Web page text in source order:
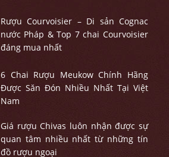
Rượu Courvoisier – Di sản Cognac
nước Pháp & Top 7 chai Courvoisier
đáng mua nhất
6 Chai Rượu Meukow Chính Hãng
Được Săn Đón Nhiều Nhất Tại Việt
Nam
Giá rượu Chivas luôn nhận được sự
quan tâm nhiều nhất từ những tín
đồ rượu ngoại